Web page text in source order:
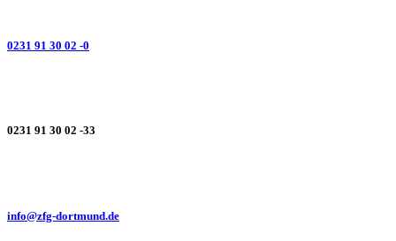
0231 91 30 02 -0
0231 91 30 02 -33
info@zfg-dortmund.de